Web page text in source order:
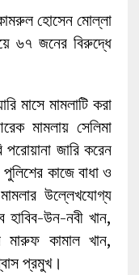
হোসেন মোল্লা
৬৭ জনের বিরুদ্ধে
মাসে মামলাটি করা
মামলায় সেলিমা
জারি করেন
কাজে বাধা ও
উল্লেখযোগ্য
হাবিব-উন-নবী খান,
মারুফ কামাল খান,
প্রমুখ।